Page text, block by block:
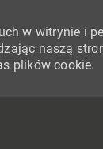
w witrynie i
naszą
plików cookie.